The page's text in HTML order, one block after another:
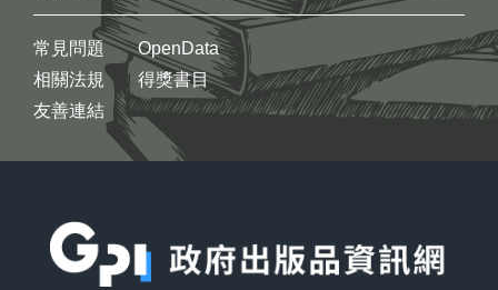
常見問題
相關法規
友善連結
OpenData
得獎書目